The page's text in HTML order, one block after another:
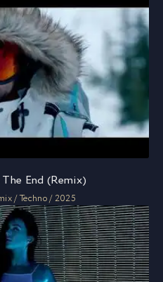
End (Remix)
/ Techno / 2025